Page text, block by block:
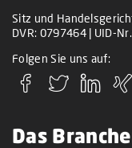
Sitz und
DVR: 0797464 | UID-
Folgen Sie uns auf:
Das